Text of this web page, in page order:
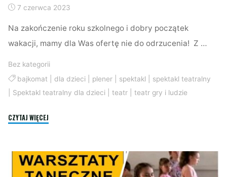
7 czerwca 2023
Na zakończenie roku szkolnego i dobry początek
wakacji, mamy dla Was ofertę nie do odrzucenia! Z …
Bez kategorii
bajkomat
dla dzieci| plener| spektakl
spektakl teatralny
Spektakl teatralny dla dzieci |teatr |teatr gry i ludzie
CZYTAJ WIĘCEJ
Bajkomat"